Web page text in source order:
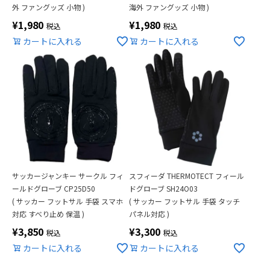
外 ファングッズ 小物 )
¥1,980 税込
カートに入れる
海外 ファングッズ 小物 )
¥1,980 税込
カートに入れる
サッカージャンキー サークル フィ
ールドグローブ CP25D50
( サッカー フットサル 手袋 スマホ
対応 すべり止め 保温 )
¥3,850 税込
カートに入れる
スフィーダ THERMOTECT フィール
ドグローブ SH24O03
( サッカー フットサル 手袋 タッチ
パネル対応 )
¥3,300 税込
カートに入れる